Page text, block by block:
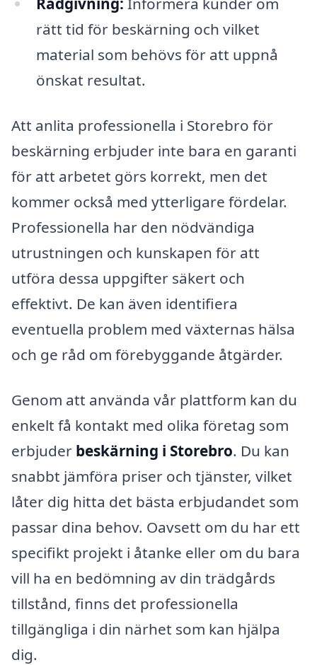
rätt tid för beskärning och vilket
material som behövs för att uppnå
önskat resultat.
Att anlita professionella i Storebro för
beskärning erbjuder inte bara en garanti
för att arbetet görs korrekt, men det
kommer också med ytterligare fördelar.
Professionella har den nödvändiga
utrustningen och kunskapen för att
utföra dessa uppgifter säkert och
effektivt. De kan även identifiera
eventuella problem med växternas hälsa
och ge råd om förebyggande åtgärder.
Genom att använda vår plattform kan du
enkelt få kontakt med olika företag som
erbjuder beskärning i Storebro. Du kan
snabbt jämföra priser och tjänster, vilket
låter dig hitta det bästa erbjudandet som
passar dina behov. Oavsett om du har ett
specifikt projekt i åtanke eller om du bara
vill ha en bedömning av din trädgårds
tillstånd, finns det professionella
tillgängliga i din närhet som kan hjälpa
dig.